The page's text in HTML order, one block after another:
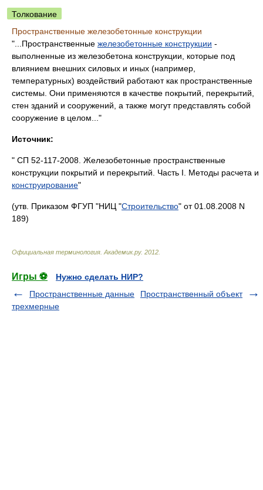
Толкование
Пространственные железобетонные конструкции
"...Пространственные железобетонные конструкции -
выполненные из железобетона конструкции, которые под
влиянием внешних силовых и иных (например,
температурных) воздействий работают как пространственные
системы. Они применяются в качестве покрытий, перекрытий,
стен зданий и сооружений, а также могут представлять собой
сооружение в целом..."
Источник:
" СП 52-117-2008. Железобетонные пространственные
конструкции покрытий и перекрытий. Часть I. Методы расчета и
конструирование"
(утв. Приказом ФГУП "НИЦ "Строительство" от 01.08.2008 N
189)
Официальная терминология Академик.ру. 2012
Игры ⚽
Нужно сделать НИР?
Пространственные данные
трехмерные
Пространственный объект